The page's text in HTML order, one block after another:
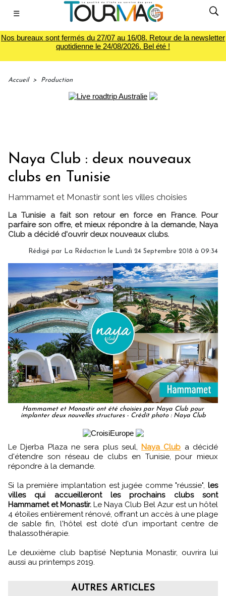
☰
Nos bureaux sont fermés du 27/07 au 16/08. Retour de la newsletter
quotidienne le 24/08/2026. Bel été !
Accueil > Production
Naya Club : deux nouveaux
clubs en Tunisie
Hammamet et Monastir sont les villes choisies
La Tunisie a fait son retour en force en France. Pour
parfaire son offre, et mieux répondre à la demande, Naya
Club a décidé d'ouvrir deux nouveaux clubs.
Rédigé par La Rédaction le Lundi 24 Septembre 2018 à 09:34
Hammamet et Monastir ont été choisies par Naya Club pour
implanter deux nouvelles structures - Crédit photo : Naya Club
Le Djerba Plaza ne sera plus seul, Naya Club a décidé
d'étendre son réseau de clubs en Tunisie, pour mieux
répondre à la demande.
Si la première implantation est jugée comme "réussie", les
villes qui accueilleront les prochains clubs sont
Hammamet et Monastir. Le Naya Club Bel Azur est un hôtel
4 étoiles entièrement rénové, offrant un accès à une plage
de sable fin, l'hôtel est doté d'un important centre de
thalassothérapie.
Le deuxième club baptisé Neptunia Monastir, ouvrira lui
aussi au printemps 2019.
AUTRES ARTICLES